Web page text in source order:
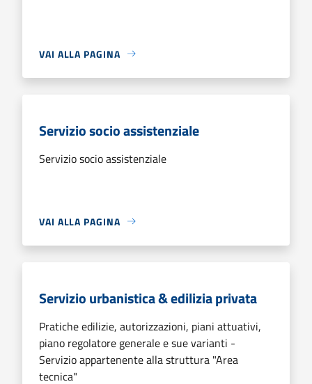
VAI ALLA PAGINA
Servizio socio assistenziale
Servizio socio assistenziale
VAI ALLA PAGINA
Servizio urbanistica & edilizia privata
Pratiche edilizie, autorizzazioni, piani attuativi,
piano regolatore generale e sue varianti -
Servizio appartenente alla struttura "Area
tecnica"